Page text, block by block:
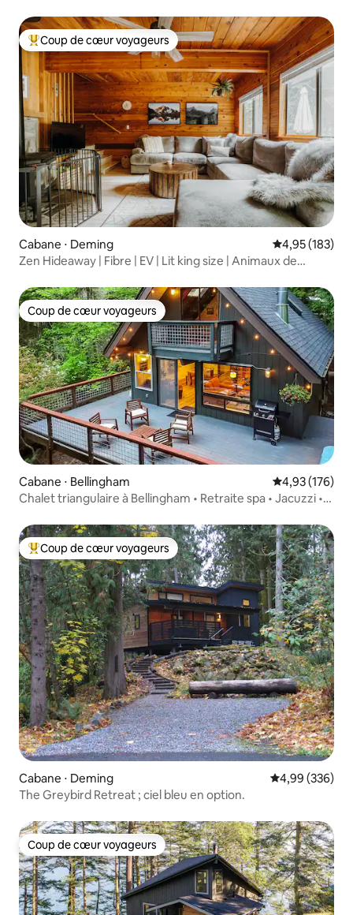
Coups de cœur voyageurs les plus appréciés
Coup de cœur voyageurs
Cabane ⋅ Deming Évaluation
4,95 (183)
Zen Hideaway | Fibre | EV | Lit king size | Animaux de
Coup de cœur voyageurs
Coup de cœur voyageurs
Cabane ⋅ Bellingham Évaluation
4,93 (176)
Chalet triangulaire à Bellingham • Retraite spa • Jacuzzi •
Coups de cœur voyageurs les plus appréciés
Coup de cœur voyageurs
Cabane ⋅ Deming Évaluation
4,99 (336)
The Greybird Retreat ; ciel bleu en option.
Coup de cœur voyageurs
Coup de cœur voyageurs